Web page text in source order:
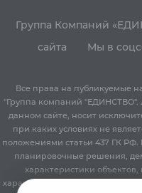
Группа Компаний
сайта
Мы в
Все права на публикуемые
"Группа компаний
данном сайте, носит
при каких условиях не
положениями статьи 437 ГК
планировочные решения,
характеристики
характеристиками, в т.ч. в